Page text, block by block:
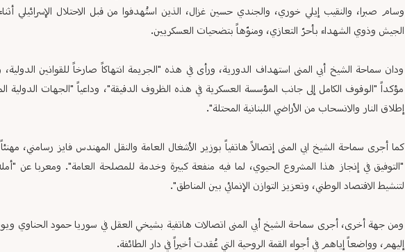
وسام صبرا، والنقيب إيلي خوري، والجندي حسين غزال، الذين استُهدفوا من قبل الاحتلال الإسرائيلي
الجيش وذوي الشهداء بأحرّ التعازي، ومنوّهاً بتضحيات العسكريين.
ودان سماحة الشيخ أبي المنى استهداف الدورية، ورأى في هذه "الجريمة انتهاكاً صارخاً للقوانين
مؤكداً "الوقوف الكامل إلى جانب المؤسسة العسكرية في هذه الظروف الدقيقة"، وداعياً "الجهات الدولية
إطلاق النار والانسحاب من الأراضي اللبنانية المحتلة".
كما أجرى سماحة الشيخ ابي المنى إتصالاً هاتفياً بوزير الأشغال العامة والنقل المهندس فايز رسامني،
"التوفيق في إنجاز هذا المشروع الحيوي، لما فيه منفعة كبيرة وخدمة للمصلحة العامة". ومعربا عن
لتنشيط الاقتصاد الوطني، وتعزيز التوازن الإنمائي بين المناطق".
ومن جهة أخرى، أجرى سماحة الشيخ أبي المنى اتصالات هاتفية بشيخي العقل في سوريا حمود الحناوي
إليهم، وواضعاً إياهم في أجواء القمة الروحية التي عُقدت أخيراً في دار الطائفة.